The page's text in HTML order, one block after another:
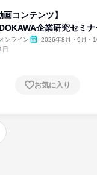
画コンテンツ】
企業研究セミナ
オンライン
2026年8月・9月・
日
お気に入り